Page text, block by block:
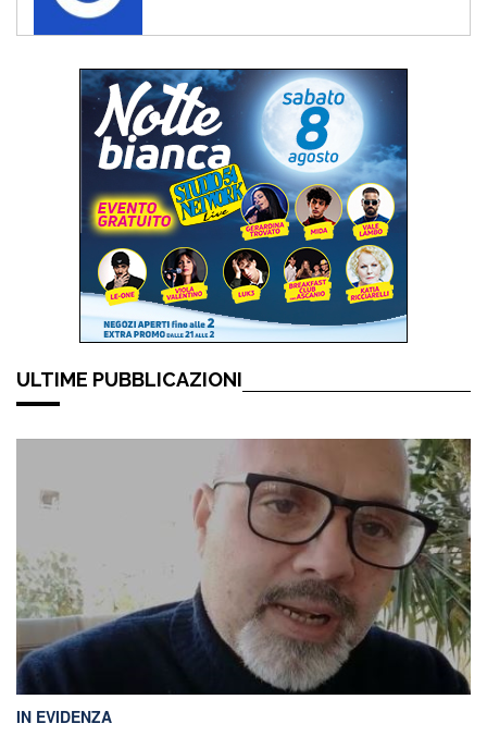
ULTIME PUBBLICAZIONI
IN EVIDENZA